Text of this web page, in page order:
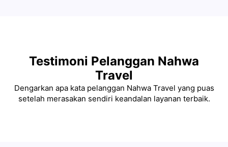
Testimoni Pelanggan Nahwa
Travel
Dengarkan apa kata pelanggan Nahwa Travel yang puas
setelah merasakan sendiri keandalan layanan terbaik.